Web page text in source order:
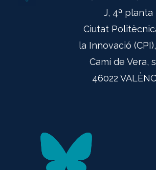
J, 4ª planta
Ciutat
la Innovació
Camí de Vera,
46022